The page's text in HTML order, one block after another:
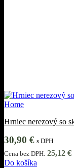
Hrniec nerezový so
30,90 € s DPH
Cena bez DPH: 25,12 €
Do košíka